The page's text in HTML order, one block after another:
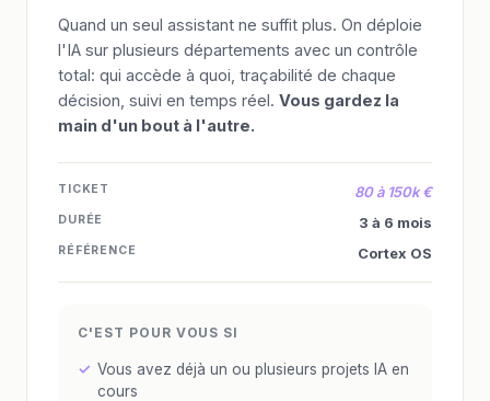
Quand un seul assistant ne suffit plus. On déploie
l'IA sur plusieurs départements avec un contrôle
total: qui accède à quoi, traçabilité de chaque
décision, suivi en temps réel. Vous gardez la
main d'un bout à l'autre.
TICKET 80 à 150k €
DURÉE 3 à 6 mois
RÉFÉRENCE Cortex OS
C'EST POUR VOUS SI
Vous avez déjà un ou plusieurs projets IA en
cours